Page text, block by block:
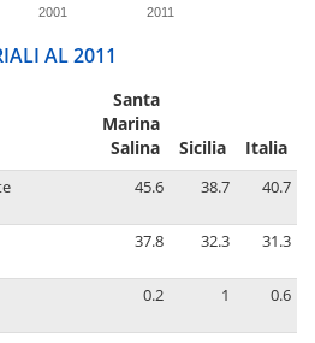
2001 2011
AL 2011
Santa
Marina
Salina
Sicilia Italia
45.6 38.7 40.7
37.8 32.3 31.3
0.2 1 0.6